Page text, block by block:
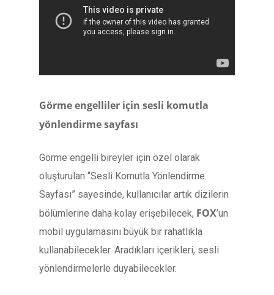
Görme engelliler için sesli komutla
yönlendirme sayfası
Görme engelli bireyler için özel olarak
oluşturulan “Sesli Komutla Yönlendirme
Sayfası” sayesinde, kullanıcılar artık dizilerin
bölümlerine daha kolay erişebilecek, FOX’un
mobil uygulamasını büyük bir rahatlıkla
kullanabilecekler. Aradıkları içerikleri, sesli
yönlendirmelerle duyabilecekler.